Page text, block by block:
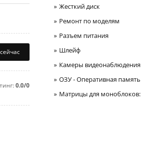
0.0/0
Жесткий диск
Ремонт по моделям
Разъем питания
Шлейф
Камеры видеонаблюдения
ОЗУ - Оперативная память
Матрицы для моноблоков: